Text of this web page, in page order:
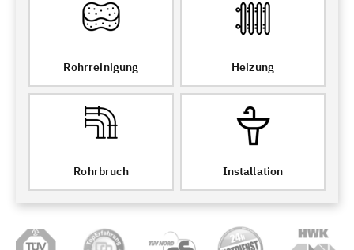
Rohrreinigung Heizung
Rohrbruch Installation